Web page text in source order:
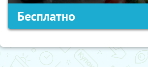
Бесплатно